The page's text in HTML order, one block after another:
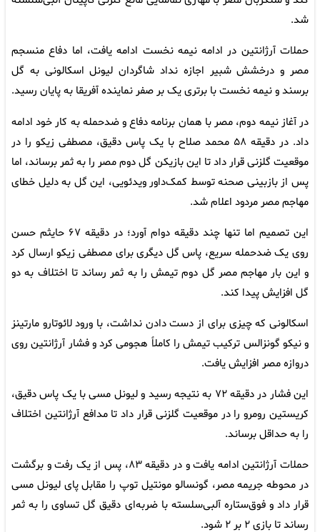
شد.
حملات آرژانتین در ادامه نیمه نخست ادامه یافت، اما دفاع منسجم
مصر و درخشش شبیر اجازه نداد شاگردان لیونل اسکالونی به گل
برسند و نیمه نخست با برتری یک بر صفر نماینده آفریقا به پایان رسید.
در آغاز نیمه دوم، مصر با همان برنامه دفاع و ضدحمله به کار خود ادامه
داد. در دقیقه ۵۸ محمد صلاح با یک پاس دقیق، مصطفی زیکو را در
موقعیت گلزنی قرار داد تا این بازیکن گل دوم مصر را به ثمر برساند، اما
پس از بازبینی صحنه توسط کمک‌داور ویدئویی، این گل به دلیل خطای
مهاجم مصر مردود اعلام شد.
این تصمیم اما تنها چند دقیقه دوام آورد؛ در دقیقه ۶۷ حایثم حسن
روی یک ضدحمله سریع، پاس گل دیگری برای مصطفی زیکو ارسال کرد
و این بار مهاجم مصر گل دوم تیمش را به ثمر رساند تا اختلاف به دو
گل افزایش پیدا کند.
اسکالونی که چیزی برای از دست دادن نداشت، با ورود لائوتارو مارتینز
و نیکو گونزالس ترکیب تیمش را کاملاً هجومی کرد و فشار آرژانتین روی
دروازه مصر افزایش یافت.
این فشار در دقیقه ۷۲ به نتیجه رسید و لیونل مسی با یک پاس دقیق،
کریستین رومرو را در موقعیت گلزنی قرار داد تا مدافع آرژانتین اختلاف
را به حداقل برساند.
حملات آرژانتین ادامه یافت و در دقیقه ۸۳، پس از یک رفت و برگشت
در محوطه جریمه مصر، گونسالو مونتیل توپ را مقابل پای لیونل مسی
قرار داد و فوق‌ستاره آلبی‌سلسته با ضربه‌ای دقیق گل تساوی را به ثمر
رساند تا بازی ۲ بر ۲ شود.